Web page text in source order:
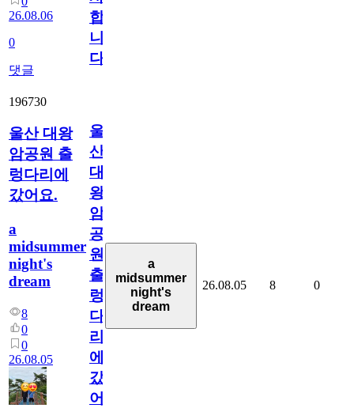
26.08.06
0
댓글
합
니
다
196730
울산 대왕
암공원 출
렁다리에
갔어요.
a
midsummer
night's
dream
8
0
0
26.08.05
울
산
대
왕
암
공
원
출
렁
다
리
에
갔
어
a
midsummer
night's
dream
26.08.05 8 0